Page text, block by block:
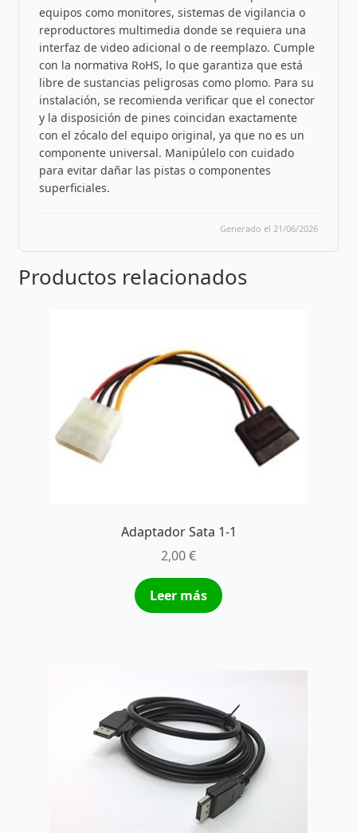
equipos como monitores, sistemas de vigilancia o
reproductores multimedia donde se requiera una
interfaz de video adicional o de reemplazo. Cumple
con la normativa RoHS, lo que garantiza que está
libre de sustancias peligrosas como plomo. Para su
instalación, se recomienda verificar que el conector
y la disposición de pines coincidan exactamente
con el zócalo del equipo original, ya que no es un
componente universal. Manipúlelo con cuidado
para evitar dañar las pistas o componentes
superficiales.
Generado el 21/06/2026
Productos relacionados
Adaptador Sata 1-1
2,00€
Leer más